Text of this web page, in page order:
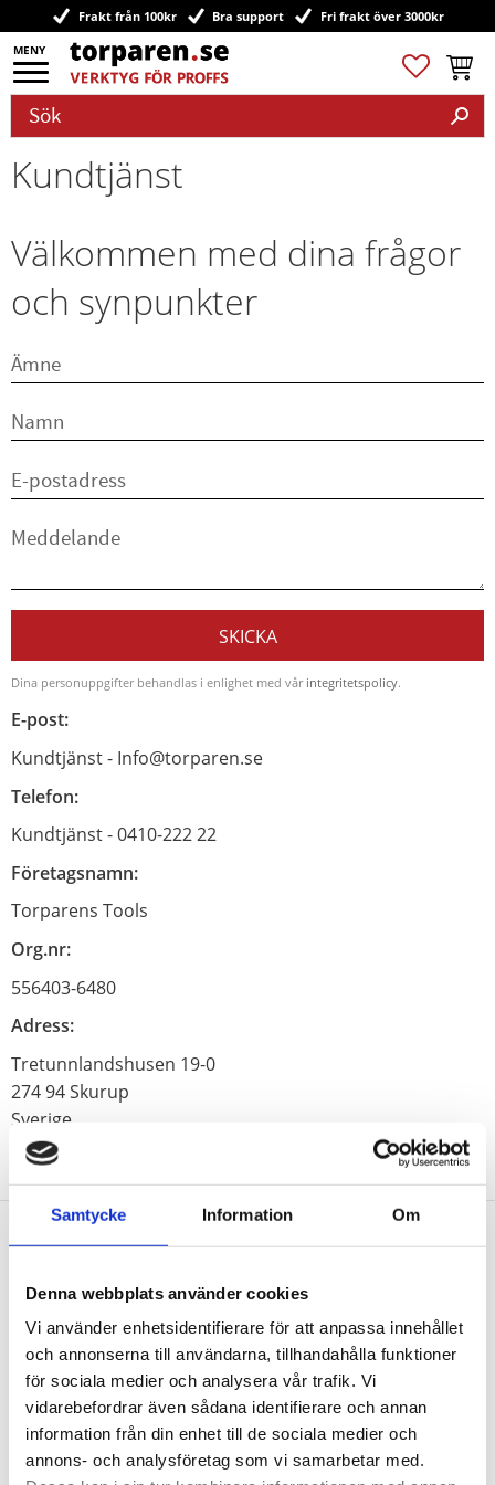
Samtycke Information Om
Denna webbplats använder cookies
Vi använder enhetsidentifierare för att anpassa innehållet
och annonserna till användarna, tillhandahålla funktioner
för sociala medier och analysera vår trafik. Vi
vidarebefordrar även sådana identifierare och annan
information från din enhet till de sociala medier och
annons- och analysföretag som vi samarbetar med.
Meny
Frakt från 100kr Bra support Fri frakt över 3000kr
Favoriter
Kundtjänst
Välkommen med dina frågor
och synpunkter
SKICKA
Dina personuppgifter behandlas i enlighet med vår integritetspolicy.
E-post:
Kundtjänst - Info@torparen.se
Telefon:
Kundtjänst - 0410-222 22
Företagsnamn:
Torparens Tools
Org.nr:
556403-6480
Adress:
Tretunnlandshusen 19-0
274 94 Skurup
Sverige
PRENUMERERA
Dina personuppgifter behandlas i enlighet med vårintegritetspolicy